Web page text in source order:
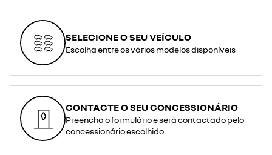
SELECIONE O SEU VEÍCULO
Escolha entre os vários modelos disponíveis
CONTACTE O SEU CONCESSIONÁRIO
Preencha o formulário e será contactado pelo
concessionário escolhido.